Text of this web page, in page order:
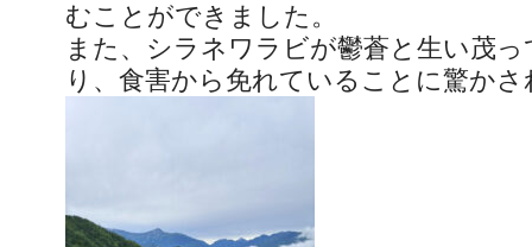
むことができました。
また、シラネワラビが鬱蒼と生い茂
り、食害から免れていることに驚か